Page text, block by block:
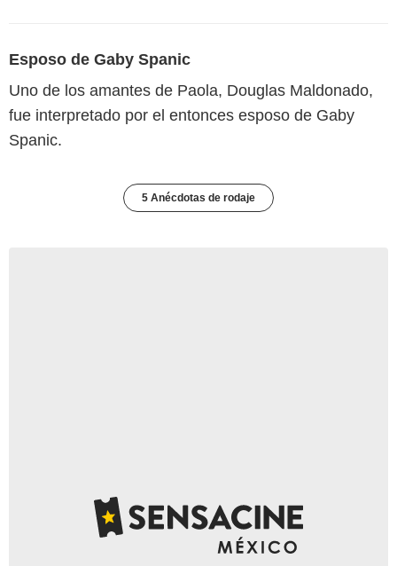
Esposo de Gaby Spanic
Uno de los amantes de Paola, Douglas Maldonado,
fue interpretado por el entonces esposo de Gaby
Spanic.
5 Anécdotas de rodaje